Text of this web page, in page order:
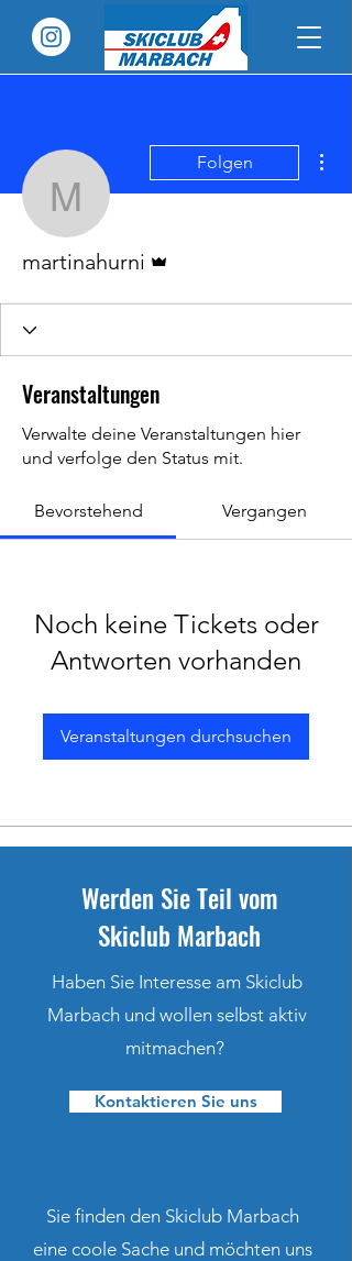
martinahurni
Folgen
martinahurni
Veranstaltungen
Verwalte deine Veranstaltungen hier
und verfolge den Status mit.
Bevorstehend Vergangen
Noch keine Tickets oder
Antworten vorhanden
Veranstaltungen durchsuchen
Werden Sie Teil vom
Skiclub Marbach
Haben Sie Interesse am Skiclub
Marbach und wollen selbst aktiv
mitmachen?
Kontaktieren Sie uns
Sie finden den Skiclub Marbach
eine coole Sache und möchten uns